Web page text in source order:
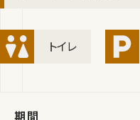
トイレ
期間